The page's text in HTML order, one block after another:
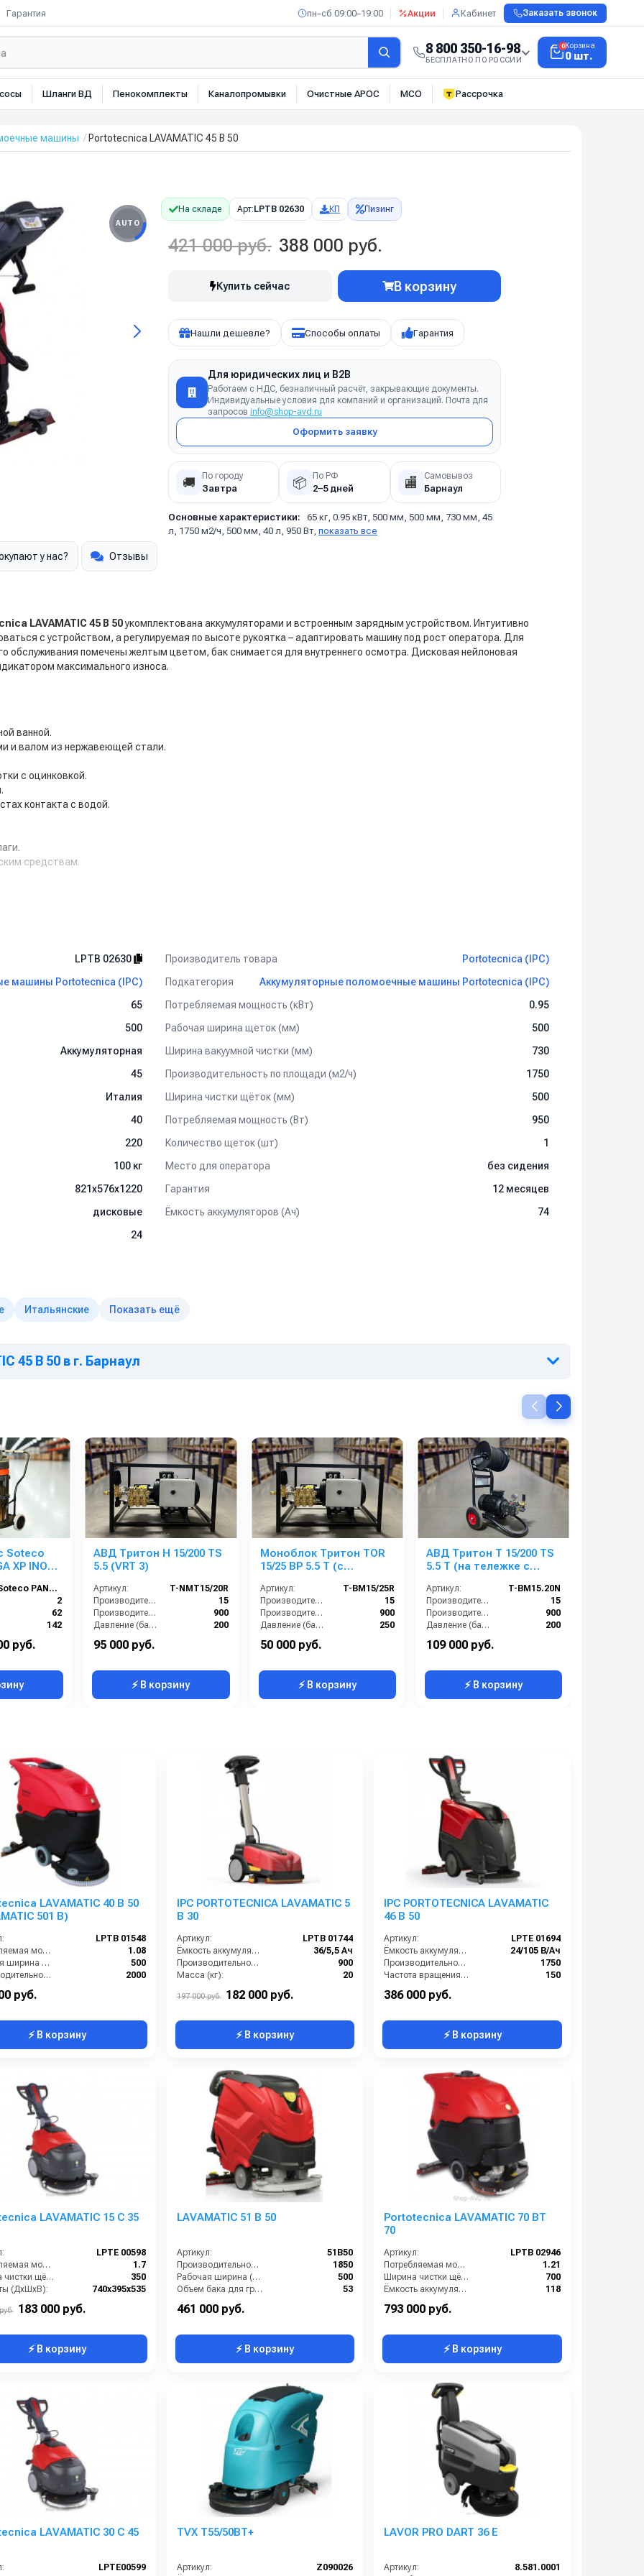
Гарантия пн–сб 09:00–19:00 Акции Кабинет Заказать звонок
8 800 350-16-98
БЕСПЛАТНО ПО РОССИИ
0Корзина
0 шт.
Шланги ВД Пенокомплекты Каналопромывки Очистные АРОС МСО Рассрочка
машины Portotecnica LAVAMATIC 45 B 50
AUTO
На складе Арт: LPTB 02630 КП Лизинг
421 000 руб. 388 000 руб.
Купить сейчас В корзину
Нашли дешевле? Способы оплаты Гарантия
Для юридических лиц и B2B
Работаем с НДС, безналичный расчёт, закрывающие документы.
Индивидуальные условия для компаний и организаций. Почта для
запросов info@shop-avd.ru
Оформить заявку
🚚 По городу
Завтра 📦 По РФ
2–5 дней 🏬 Самовывоз
Барнаул
Основные характеристики:
65 кг, 0.95 кВт, 500 мм, 500 мм, 730 мм, 45
л, 1750 м2/ч, 500 мм, 40 л, 950 Вт, показать все
у нас? Отзывы
LAVAMATIC 45 B 50укомплектована аккумуляторами и встроенным зарядным устройством. Интуитивно
с устройством, а регулируемая по высоте рукоятка – адаптировать машину под рост оператора. Для
обслуживания помечены желтым цветом, бак снимается для внутреннего осмотра. Дисковая нейлоновая
максимального износа.
ванной.
и валом из нержавеющей стали.
с оцинковкой.
контакта с водой.
средствам.
залах, офисных зданиях, производственных помещениях, станциях технического обслуживания
к последующей полировке. Они отлично подходят для уборки коврового, кафельного, мраморного и
линолеумом пола.
LPTB 02630 Производитель товара
Portotecnica (IPC)
машины Portotecnica (IPC) Подкатегория
Аккумуляторные поломоечные машины Portotecnica (IPC)
65 Потребляемая мощность (кВт)
0.95
500 Рабочая ширина щеток (мм)
500
Аккумуляторная Ширина вакуумной чистки (мм)
730
45 Производительность по площади (м2/ч)
1750
Италия Ширина чистки щёток (мм)
500
40 Потребляемая мощность (Вт)
950
220 Количество щеток (шт)
1
100 кг Место для оператора
без сидения
821x576x1220 Гарантия
12 месяцев
дисковые Ёмкость аккумуляторов (Ач)
74
24
Итальянские Показать ещё
45 B 50 в г. Барнаул
Soteco
XP INOX
Soteco PANDA 429M GA XP INOX
2
62
142
Нержавейка
руб.
АВД Тритон H 15/200 TS
5.5 (VRT 3)
Артикул:
T-NMT15/20R
Производительность (л/мин):
15
Производительность (л/ч):
900
Давление (бар):
200
Напряжение (В):
Страна-производитель:
95 000 руб.
⚡ В корзину
Моноблок Тритон TOR
15/25 ВР 5.5 T (с
электрики)
Артикул:
T-BM15/25R
Производительность (л/мин):
15
Производительность (л/ч):
900
Давление (бар):
250
Напряжение (В):
Страна-производитель:
50 000 руб.
⚡ В корзину
АВД Тритон Т 15/200 TS
5.5 T (на тележке c
манометром, электрика
с теплозащитой)
Артикул:
T-BM15.20N
Производительность (л/мин):
15
Производительность (л/ч):
900
Давление (бар):
200
Напряжение (В):
Страна-производитель:
109 000 руб.
⚡ В корзину
LAVAMATIC 40 B 50
501 B)
LPTB 01548
Потребляемая мощность (кВт):
1.08
Рабочая ширина щеток (мм):
500
Производительность по площади (м2/ч):
2000
руб.
⚡ В корзину
IPC PORTOTECNICA LAVAMATIC 5
B 30
Артикул:
LPTB 01744
Ёмкость аккумуляторов (Ач):
36/5,5 Ач
Производительность по площади (м2/ч):
900
Масса (кг):
20
197 000 руб. 182 000 руб.
⚡ В корзину
IPC PORTOTECNICA LAVAMATIC
46 B 50
Артикул:
LPTE 01694
Ёмкость аккумуляторов (Ач):
24/105 В/Ач
Производительность по площади (м2/ч):
1750
Частота вращения щетки (об/мин):
150
386 000 руб.
⚡ В корзину
LAVAMATIC 15 C 35
LPTE 00598
Потребляемая мощность (кВт):
1.7
Ширина чистки щёток (мм):
350
(ДхШхВ):
740х395х535
183 000 руб.
⚡ В корзину
LAVAMATIC 51 B 50
Артикул:
51B50
Производительность (м3/час):
1850
Рабочая ширина (мм):
500
Объем бака для грязной воды, л:
53
461 000 руб.
⚡ В корзину
Portotecnica LAVAMATIC 70 BT
70
Артикул:
LPTB 02946
Потребляемая мощность (кВт):
1.21
Ширина чистки щёток (мм):
700
Ёмкость аккумуляторов (Ач):
118
Габариты (ДхШхВ):
793 000 руб.
⚡ В корзину
LAVAMATIC 30 С 45
LPTE00599
TVX T55/50BT+
Артикул:
Z090026
LAVOR PRO DART 36 E
Артикул:
8.581.0001